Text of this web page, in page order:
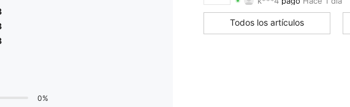
0%
4.71 18
Todos los artículos